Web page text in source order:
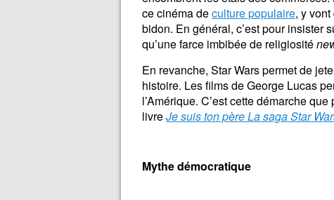
ce cinéma deculture populaire, y
bidon. En général, c’est pour insister
qu’une farce imbibée de religiosité
En revanche, Star Wars permet de
histoire. Les films de George Lucas
l’Amérique. C’est cette démarche que
livreJe suis ton père La saga Star
Mythe démocratique